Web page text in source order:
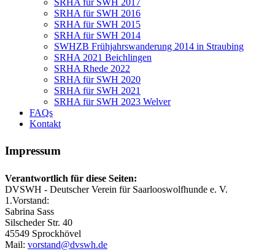
SRHA für SWH 2016
SRHA für SWH 2015
SRHA für SWH 2014
SWHZB Frühjahrswanderung 2014 in Straubing
SRHA 2021 Beichlingen
SRHA Rhede 2022
SRHA für SWH 2020
SRHA für SWH 2021
SRHA für SWH 2023 Welver
FAQs
Kontakt
Impressum
Verantwortlich für diese Seiten:
DVSWH - Deutscher Verein für Saarlooswolfhunde e. V.
1.Vorstand:
Sabrina Sass
Silscheder Str. 40
45549 Sprockhövel
Mail: vorstand@dvswh.de